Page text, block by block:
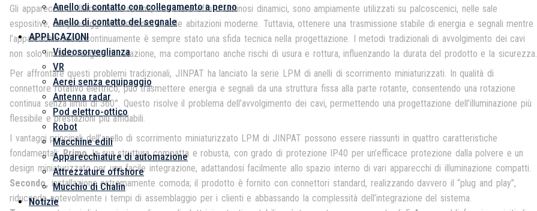
Anello di contatto con collegamento a perno
Anello di contatto del segnale
APPLICAZIONI
Videosorveglianza
VR
Aerei senza equipaggio
Antenna radar
Pod elettro-ottico
Robot
Macchine edili
Apparecchiature di automazione
Attrezzature offshore
Mucchio di Chalin
Notizie
Gli apparecchi di illuminazione rotanti, con i loro effetti luminosi dinamici, sono ampiamente utilizzati su palcoscenici, nelle sale
espositive, nei paesaggi architettonici e nelle abitazioni moderne. Tuttavia, ottenere una trasmissione stabile di energia e segnali mentre
l’apparecchio ruota continuamente è sempre stato una sfida tecnica nella progettazione. I metodi tradizionali di avvolgimento dei cavi
non solo limitano l’angolo di rotazione, ma comportano anche rischi di usura e rottura, influenzando la durata del prodotto e la sicurezza.
Per affrontare questi problemi tradizionali, JINPAT ha lanciato la serie LPM di anelli di scorrimento miniaturizzati. In qualità di
connettore rotativo elettrico, può trasmettere energia e segnali da una struttura fissa alla parte rotante, consentendo una rotazione
continua senza limiti di 360°. Questo risolve il problema dell’avvolgimento dei cavi, permettendo una progettazione dell’illuminazione più
flessibile e prestazioni più affidabili.
I vantaggi principali dell’anello di scorrimento miniaturizzato LPM di JINPAT possono essere riassunti in quattro caratteristiche
fondamentali:Primo,la sua struttura compatta e robusta, con grado di protezione IP40 per un’efficace protezione dalla polvere e un
design miniaturizzato per una facile integrazione, adattandosi facilmente allo spazio interno di vari apparecchi di illuminazione compatti.
Secondo, installazione estremamente comoda; il prodotto è fornito con connettori standard, realizzando davvero il “plug and play”,
riducendo notevolmente i tempi di assemblaggio per i clienti e abbassando la complessità dell’integrazione del sistema.